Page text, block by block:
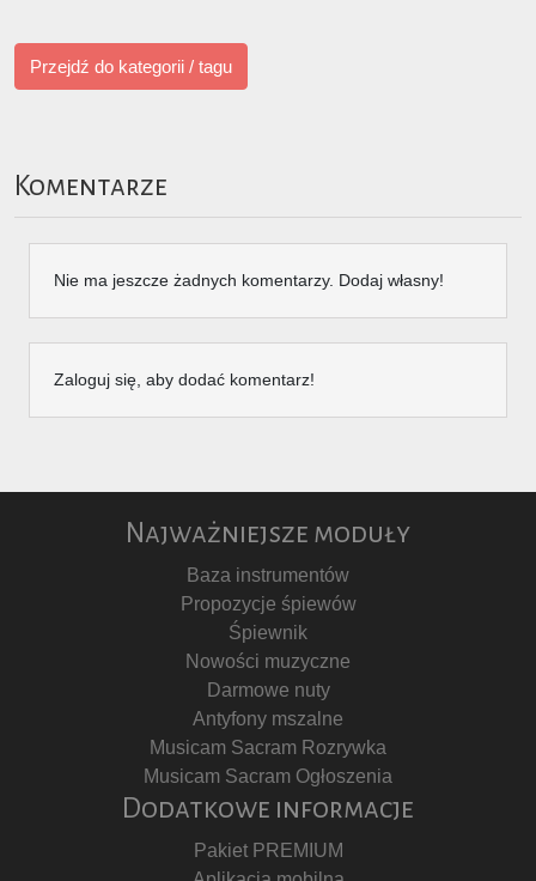
Przejdź do kategorii / tagu
Komentarze
Nie ma jeszcze żadnych komentarzy. Dodaj własny!
Zaloguj się, aby dodać komentarz!
Najważniejsze moduły
Baza instrumentów
Propozycje śpiewów
Śpiewnik
Nowości muzyczne
Darmowe nuty
Antyfony mszalne
Musicam Sacram Rozrywka
Musicam Sacram Ogłoszenia
Dodatkowe informacje
Pakiet PREMIUM